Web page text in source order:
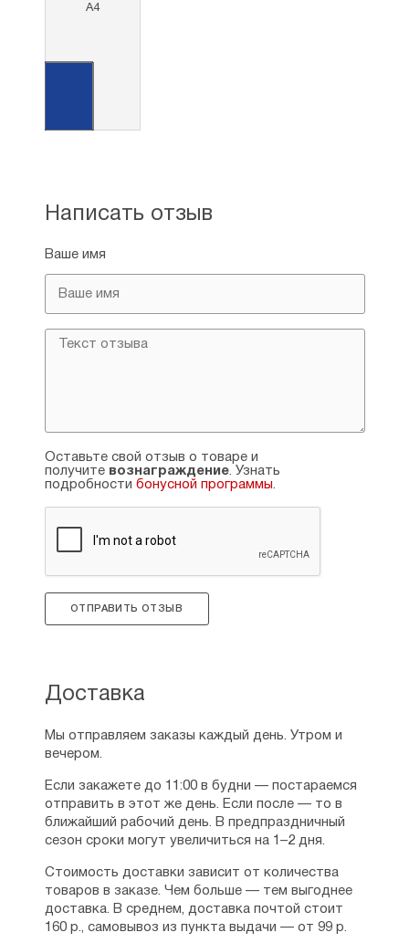
А4
Написать отзыв
Ваше имя
Оставьте свой отзыв о товаре и
получите вознаграждение. Узнать
подробности бонусной программы.
ОТПРАВИТЬ ОТЗЫВ
Доставка
Мы отправляем заказы каждый день. Утром и
вечером.
Если закажете до 11:00 в будни — постараемся
отправить в этот же день. Если после — то в
ближайший рабочий день. В предпраздничный
сезон сроки могут увеличиться на 1–2 дня.
Стоимость доставки зависит от количества
товаров в заказе. Чем больше — тем выгоднее
доставка. В среднем, доставка почтой стоит
160 р., самовывоз из пункта выдачи — от 99 р.